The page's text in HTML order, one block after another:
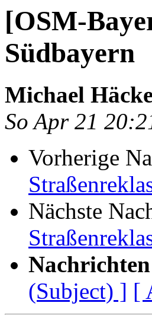
[OSM-
Südbayern
Michael
So Apr 21
Vorherige
Nächste
(Subject) ] [